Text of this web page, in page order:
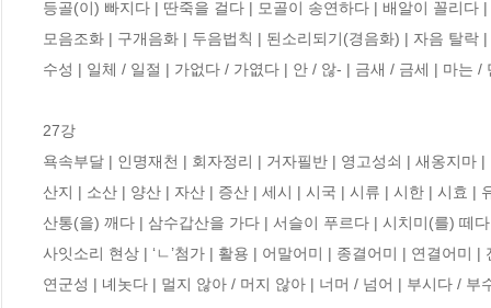
등골(이) 빠지다 | 딴죽을 걸다 | 모골이 송연하다 | 배알이 꼴리
모음조화 | 구개음화 | 두음법칙 | 된소리되기(경음화) | 자음 탈
수성 | 일체 / 일절 | 가없다 / 가엾다 | 안 / 않- | 금새 / 금세 | 마는 /
27강
욕속부달 | 인명재천 | 회자정리 | 거자필반 | 영고성쇠 | 새옹지
산지 | 소산 | 양산 | 자산 | 증산 | 세시 | 시국 | 시류 | 시한 | 시효 |
산통(을) 깨다 | 삼수갑산을 가다 | 서슬이 푸르다 | 시치미(를) 떼
사잇소리 현상 | ‘ㄴ’첨가 | 활용 | 어말어미 | 종결어미 | 연결어미
연군성 | 녜놋다 | 멀지 않아 / 머지 않아 | 너머 / 넘어 | 부시다 / 부